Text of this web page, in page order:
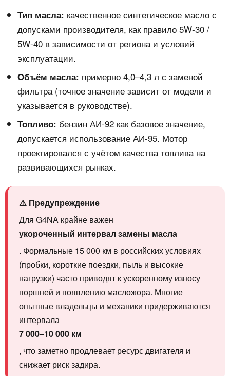
Тип масла: качественное синтетическое масло с
допусками производителя, как правило 5W‑30 /
5W‑40 в зависимости от региона и условий
эксплуатации.
Объём масла: примерно 4,0–4,3 л с заменой
фильтра (точное значение зависит от модели и
указывается в руководстве).
Топливо: бензин АИ‑92 как базовое значение,
допускается использование АИ‑95. Мотор
проектировался с учётом качества топлива на
развивающихся рынках.
⚠️ Предупреждение
Для G4NA крайне важен
укороченный интервал замены масла
. Формальные 15 000 км в российских условиях
(пробки, короткие поездки, пыль и высокие
нагрузки) часто приводят к ускоренному износу
поршней и появлению масложора. Многие
опытные владельцы и механики придерживаются
интервала
7 000–10 000 км
, что заметно продлевает ресурс двигателя и
снижает риск задира.